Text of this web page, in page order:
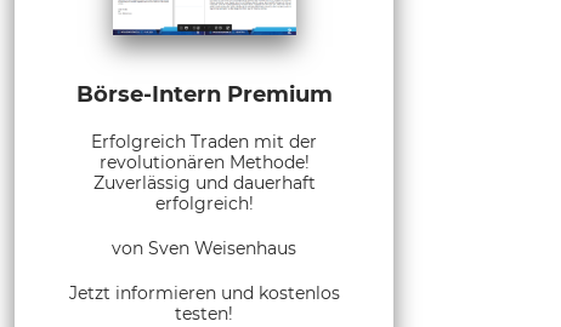
Börse-Intern Premium
Erfolgreich Traden mit der
revolutionären Methode!
Zuverlässig und dauerhaft
erfolgreich!
von Sven Weisenhaus
Jetzt informieren und kostenlos
testen!